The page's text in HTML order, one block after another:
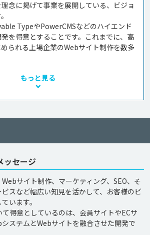
念に掲げて事業を展開している、ビジョ
TypeやPowerCMSなどのハイエンド
を得意とすることです。これまでに、高
られる上場企業のWebサイト制作を数多
もっと見る
ッセージ
サイト制作、マーケティング、SEO、そ
スなど幅広い知見を活かして、お客様のビ
います。
得意としているのは、会員サイトやECサ
ステムとWebサイトを融合させた開発で